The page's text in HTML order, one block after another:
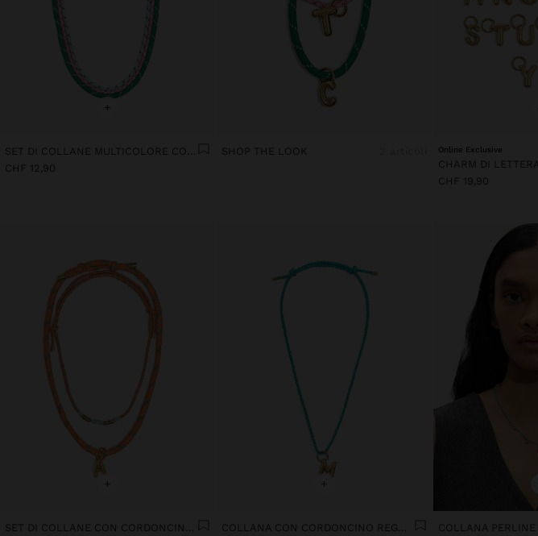
+
SET DI COLLANE MULTICOLORE CON CORDONCINO
CHF 12,90
SHOP THE LOOK Online Exclusive
CHF 19,90
+
SET DI COLLANE CON CORDONCINO REGOLABILE CON LETTERA A - ACCIAIO INOSSIDABILE
+
COLLANA CON CORDONCINO REGOLABILE CON LETTERA M - ACCIAIO INOSSIDABILE